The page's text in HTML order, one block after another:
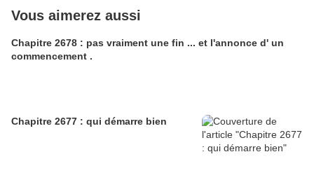
Vous aimerez aussi
Chapitre 2678 : pas vraiment une fin ... et l'annonce d' un
commencement .
Chapitre 2677 : qui démarre bien